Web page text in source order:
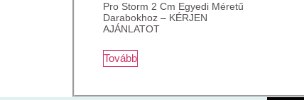
Pro Storm 2 Cm Egyedi Méretű
Darabokhoz – KÉRJEN
AJÁNLATOT
Tovább